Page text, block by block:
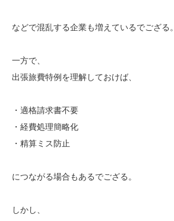
などで混乱する企業も増えているでござる。
一方で、
出張旅費特例を理解しておけば、
・適格請求書不要
・経費処理簡略化
・精算ミス防止
につながる場合もあるでござる。
しかし、